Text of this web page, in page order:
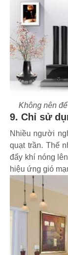
Không nên
9. Chỉ sử
Nhiều người
quạt trần. Thế
đẩy khí nóng
hiệu ứng gió